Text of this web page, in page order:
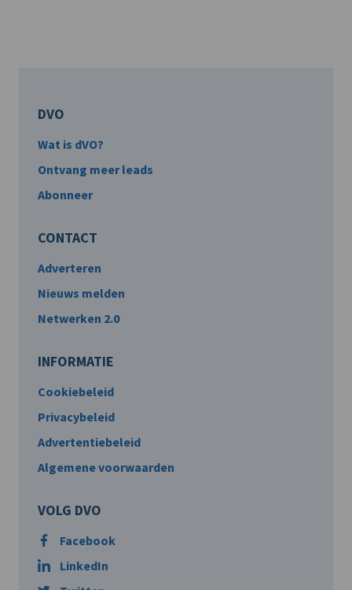
DVO
Wat is dVO?
Ontvang meer leads
Abonneer
CONTACT
Adverteren
Nieuws melden
Netwerken 2.0
INFORMATIE
Cookiebeleid
Privacybeleid
Advertentiebeleid
Algemene voorwaarden
VOLG DVO
Facebook
LinkedIn